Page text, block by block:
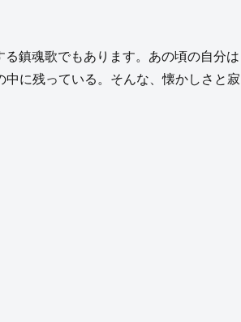
る鎮魂歌でもあります。あの頃の自分は
に残っている。そんな、懐かしさと寂